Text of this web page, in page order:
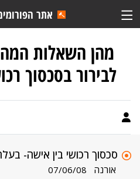
אתר
מהן השאלות
לבירור בסכסוך
סכסוך רכושי בין אישה-
אורנה 07/06/08